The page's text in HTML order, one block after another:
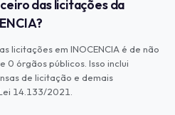
das licitações da
licitações em INOCENCIA é de não
órgãos públicos. Isso inclui
de licitação e demais
14.133/2021.